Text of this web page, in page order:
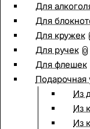
Для
Для
Для кружек
Для ручек 0
Для флешек
Подарочная
Из
Из
Из